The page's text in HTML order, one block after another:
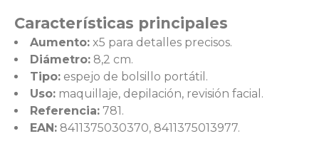
Características principales
Aumento: x5 para detalles precisos.
Diámetro: 8,2 cm.
Tipo: espejo de bolsillo portátil.
Uso: maquillaje, depilación, revisión facial.
Referencia: 781.
EAN: 8411375030370, 8411375013977.